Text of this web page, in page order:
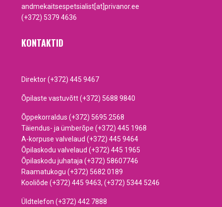
andmekaitsespetsialist[at]privanor.ee
(+372) 5379 4636
KONTAKTID
Direktor (+372) 445 9467
Õpilaste vastuvõtt (+372) 5688 9840
Õppekorraldus (+372) 5695 2568
Täiendus- ja ümberõpe (+372) 445 1968
A-korpuse valvelaud (+372) 445 9464
Õpilaskodu valvelaud (+372) 445 1965
Õpilaskodu juhataja (+372) 58607746
Raamatukogu (+372) 5682 0189
Kooliõde (+372) 445 9463, (+372) 5344 5246
Üldtelefon (+372) 442 7888